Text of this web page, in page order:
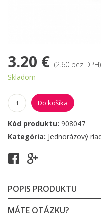
3.20 € (2.60 bez DPH)
Skladom
Do košíka
Kód produktu: 908047
Kategória: Jednorázový
POPIS PRODUKTU
MÁTE OTÁZKU?